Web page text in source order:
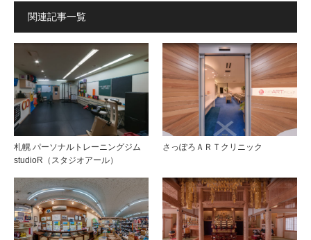
関連記事一覧
札幌 パーソナルトレーニングジム
studioR（スタジオアール）
さっぽろＡＲＴクリニック